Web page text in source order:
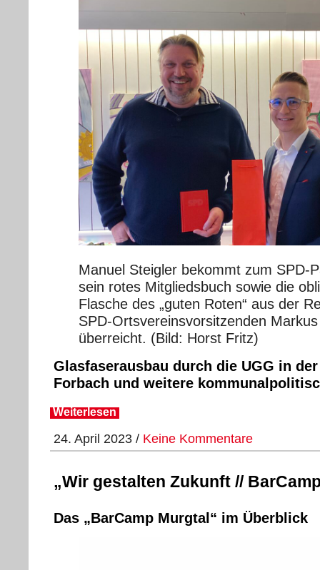
Manuel Steigler bekommt zum SPD-
sein rotes Mitgliedsbuch sowie die
Flasche des „guten Roten“ aus der
SPD-Ortsvereinsvorsitzenden
überreicht. (Bild: Horst Fritz)
Glasfaserausbau durch die UGG in
Forbach und weitere
Weiterlesen
24. April 2023 / Keine Kommentare
„Wir gestalten Zukunft //
Das „BarCamp Murgtal“ im Überblick